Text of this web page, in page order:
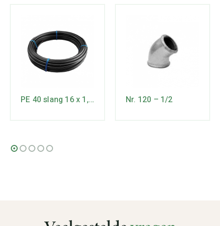
PE 40 slang 16 x 1,8mm – 6 bar Nr. 120 – 1/2